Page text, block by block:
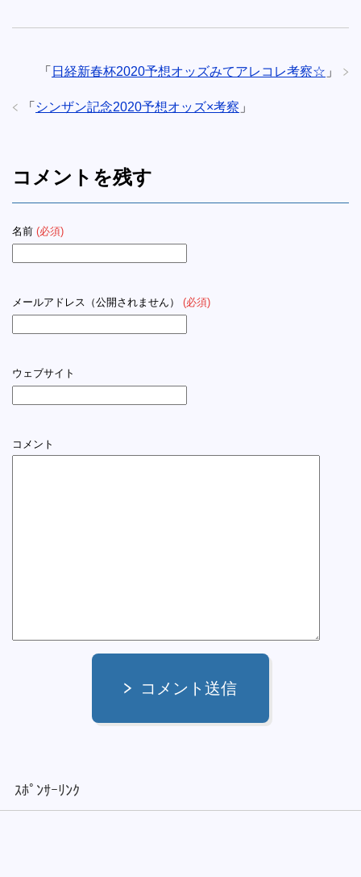
「 日経新春杯2020予想オッズみてアレコレ考察☆ 」
「 シンザン記念2020予想オッズ×考察 」
コメントを残す
名前 (必須)
メールアドレス（公開されません） (必須)
ウェブサイト
コメント
コメント送信
ｽﾎﾟﾝｻｰﾘﾝｸ